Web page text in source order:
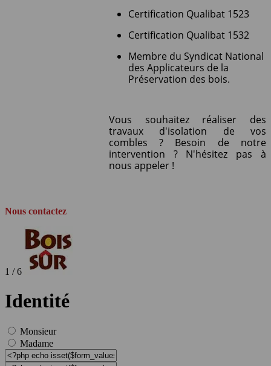
Certification Qualibat 1523
Certification Qualibat 1532
Membre du Syndicat National
des Applicateurs de la
Préservation des bois.
Vous souhaitez réaliser des
travaux d'isolation de vos
combles ? Besoin de notre
intervention ? N'hésitez pas à
nous appeler !
Nous contactez
1 / 6
Identité
Monsieur
Madame